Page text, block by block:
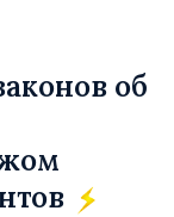
об